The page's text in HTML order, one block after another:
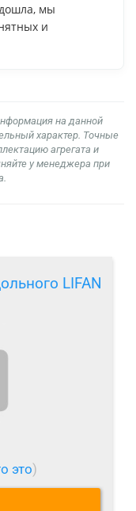
мы
и
на данной
характер. Точные
агрегата и
у менеджера при
LIFAN
это)